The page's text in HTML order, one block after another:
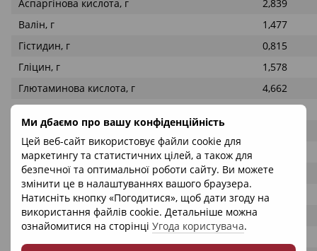
Ми дбаємо про вашу конфіденційність
Цей веб-сайт використовує файли cookie для
маркетингу та статистичних цілей, а також для
безпечної та оптимальної роботи сайту. Ви можете
змінити це в налаштуваннях вашого браузера.
Натисніть кнопку «Погодитися», щоб дати згоду на
використання файлів cookie. Детальніше можна
ознайомитися на сторінці Угода користувача.
Аспаргінова кислота, г
2,839
Валін, г
1,477
Гістидин, г
0,815
Гліцин, г
1,578
Глютаминова кислота, г
4,662
Ізолейцин, г
1,379
Лейцин, г
Лізін, г
Метіонін, г
0,727
Пролін, г
1,42
Серін, г